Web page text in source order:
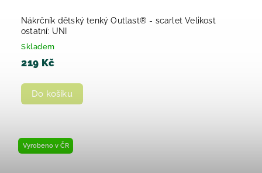
Nákrčník dětský tenký Outlast® - scarlet Velikost
ostatní: UNI
Skladem
219 Kč
Do košíku
Vyrobeno v ČR